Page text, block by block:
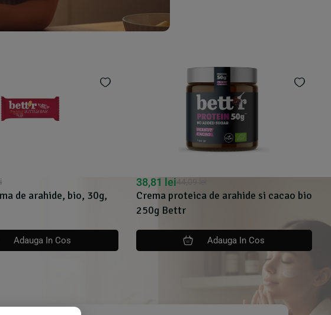
de arahide, bio, 30g,
Adauga In Cos
Crema proteica de arahide si cacao bio
250g Bettr
38,81 lei
Adauga In Cos